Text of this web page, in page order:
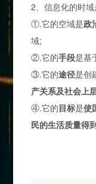
2、信息化的时
①.它的空域是政
域;
②.它的手段是基
③.它的途径是创
产关系及社会上
④.它的目标是使
民的生活质量得